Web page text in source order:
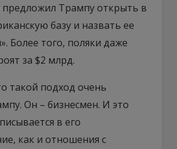
предложил Трампу открыть в
базу и назвать ее
Более того, поляки даже
за $2 млрд.
такой подход очень
Он – бизнесмен. И это
в его
как и отношения с